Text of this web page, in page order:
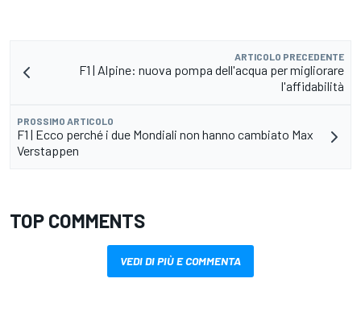
ARTICOLO PRECEDENTE
F1 | Alpine: nuova pompa dell'acqua per migliorare
l'affidabilità
PROSSIMO ARTICOLO
F1 | Ecco perché i due Mondiali non hanno cambiato Max
Verstappen
TOP COMMENTS
VEDI DI PIÙ E COMMENTA